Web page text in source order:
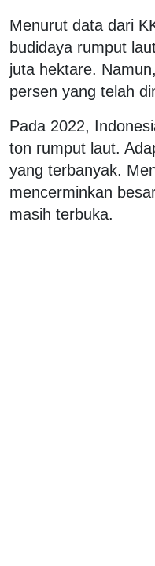
Menurut data dari
budidaya rumput
juta hektare.
persen yang telah
Pada 2022,
ton rumput laut.
yang terbanyak.
mencerminkan
masih terbuka.